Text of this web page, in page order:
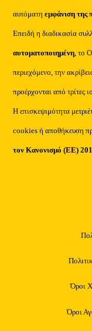
αυτόματηεμφάνιση της
Επειδή η διαδικασία
αυτοματοποιημένη, το
περιεχόμενο, την
προέρχονται από τρίτες
Η επισκεψιμότητα
cookies ή αποθήκευση
τον Κανονισμό (ΕΕ)
Όροι
Όροι